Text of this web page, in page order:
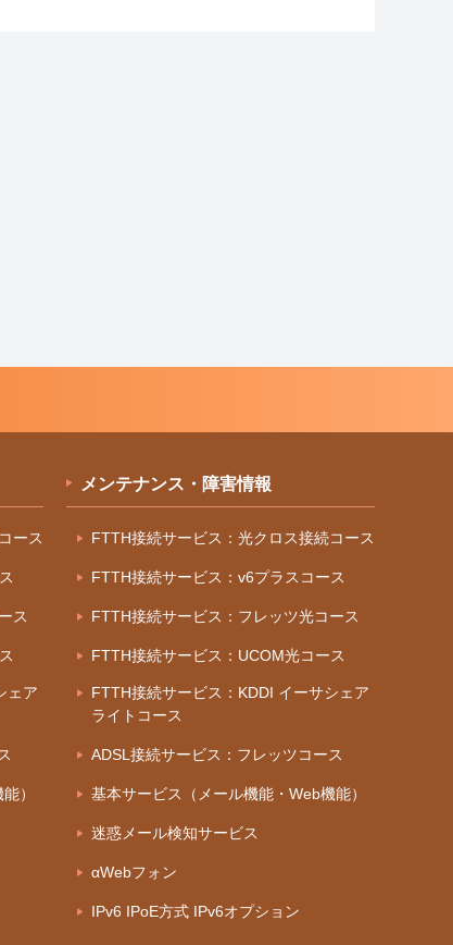
ース
ス
ェア
）
メンテナンス・障害情報
FTTH接続サービス：光クロス接続コース
FTTH接続サービス：v6プラスコース
FTTH接続サービス：フレッツ光コース
FTTH接続サービス：UCOM光コース
FTTH接続サービス：KDDI イーサシェア
ライトコース
ADSL接続サービス：フレッツコース
基本サービス（メール機能・Web機能）
迷惑メール検知サービス
αWebフォン
IPv6 IPoE方式 IPv6オプション